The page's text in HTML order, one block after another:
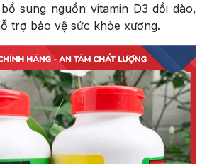
sung nguồn vitamin D3 dồi dào,
trợ bảo vệ sức khỏe xương.